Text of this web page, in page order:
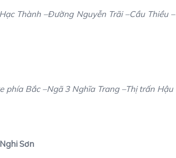
Thành –Đường Nguyễn Trãi –Cầu Thiều –
phía Bắc –Ngã 3 Nghĩa Trang –Thị trấn Hậu
Sơn